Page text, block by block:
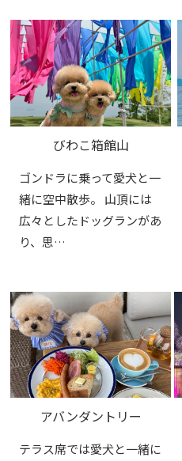
びわこ箱館山
ゴンドラに乗って愛犬と一
緒に空中散歩。 山頂には
広々としたドッグランがあ
り、思…
アバンダントリー
テラス席では愛犬と一緒に